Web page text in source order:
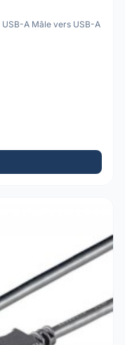
USB-A Mâle vers USB-A